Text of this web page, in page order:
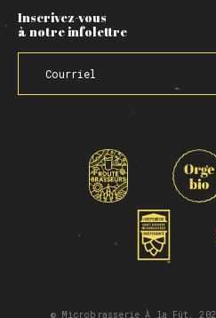
Inscrivez-vous
à notre infolettre
© Microbrasserie À la Fût,